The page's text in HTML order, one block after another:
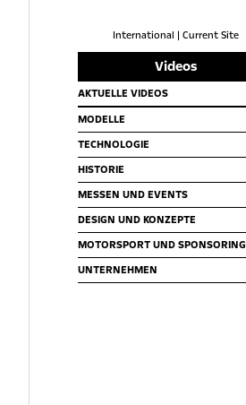
International | Current Site
Videos
AKTUELLE VIDEOS
MODELLE
TECHNOLOGIE
HISTORIE
MESSEN UND EVENTS
DESIGN UND KONZEPTE
MOTORSPORT UND SPONSORING
UNTERNEHMEN